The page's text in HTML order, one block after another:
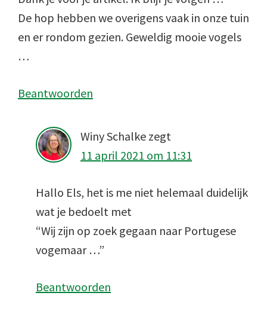
De hop hebben we overigens vaak in onze tuin
en er rondom gezien. Geweldig mooie vogels
…
Beantwoorden
Winy Schalke zegt
11 april 2021 om 11:31
Hallo Els, het is me niet helemaal duidelijk
wat je bedoelt met
“Wij zijn op zoek gegaan naar Portugese
vogemaar …”
Beantwoorden